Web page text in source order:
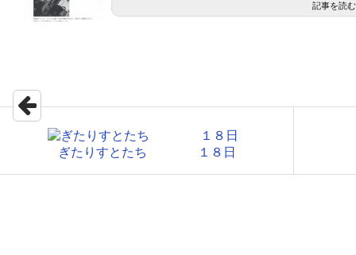
記事を読む
ぎたりすとたち １８日